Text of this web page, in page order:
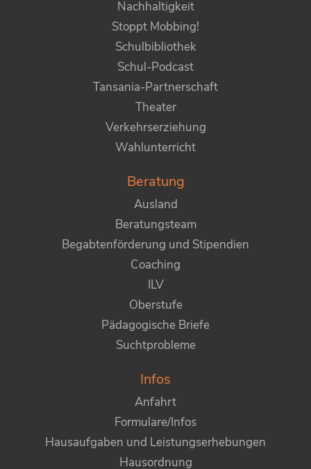
Nachhaltigkeit
Stoppt Mobbing!
Schulbibliothek
Schul-Podcast
Tansania-Partnerschaft
Theater
Verkehrserziehung
Wahlunterricht
Beratung
Ausland
Beratungsteam
Begabtenförderung und Stipendien
Coaching
ILV
Oberstufe
Pädagogische Briefe
Suchtprobleme
Infos
Anfahrt
Formulare/Infos
Hausaufgaben und Leistungserhebungen
Hausordnung